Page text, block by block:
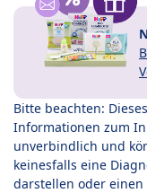
Bitte beachten:
Informationen zum
unverbindlich und
keinesfalls eine
darstellen oder einen